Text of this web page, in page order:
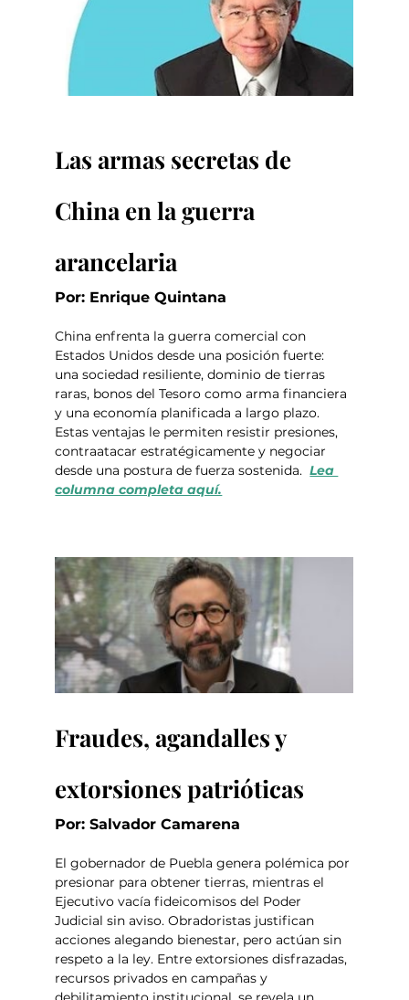
Las armas secretas de
China en la guerra
arancelaria
Por: Enrique Quintana
China enfrenta la guerra comercial con
Estados Unidos desde una posición fuerte:
una sociedad resiliente, dominio de tierras
raras, bonos del Tesoro como arma financiera
y una economía planificada a largo plazo.
Estas ventajas le permiten resistir presiones,
contraatacar estratégicamente y negociar
desde una postura de fuerza sostenida. Lea
columna completa aquí.
Fraudes, agandalles y
extorsiones patrióticas
Por: Salvador Camarena
El gobernador de Puebla genera polémica por
presionar para obtener tierras, mientras el
Ejecutivo vacía fideicomisos del Poder
Judicial sin aviso. Obradoristas justifican
acciones alegando bienestar, pero actúan sin
respeto a la ley. Entre extorsiones disfrazadas,
recursos privados en campañas y